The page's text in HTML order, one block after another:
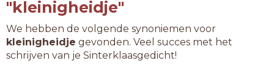
"kleinigheidje"
We hebben de volgende synoniemen voor
kleinigheidje gevonden. Veel succes met het
schrijven van je Sinterklaasgedicht!